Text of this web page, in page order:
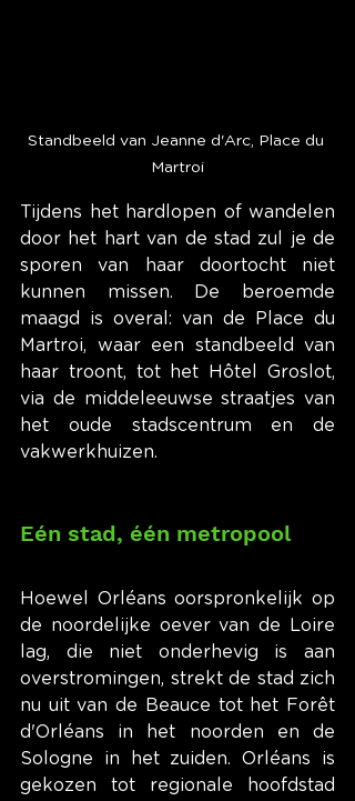
Standbeeld van Jeanne d'Arc, Place du
Martroi
Tijdens het hardlopen of wandelen
door het hart van de stad zul je de
sporen van haar doortocht niet
kunnen missen. De beroemde
maagd is overal: van de Place du
Martroi, waar een standbeeld van
haar troont, tot het Hôtel Groslot,
via de middeleeuwse straatjes van
het oude stadscentrum en de
vakwerkhuizen.
Eén stad, één metropool
Hoewel Orléans oorspronkelijk op
de noordelijke oever van de Loire
lag, die niet onderhevig is aan
overstromingen, strekt de stad zich
nu uit van de Beauce tot het Forêt
d'Orléans in het noorden en de
Sologne in het zuiden. Orléans is
gekozen tot regionale hoofdstad